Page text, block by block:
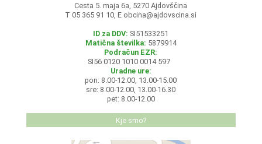
Cesta 5. maja 6a, 5270 Ajdovščina
T 05 365 91 10, E obcina@ajdovscina.si
ID za DDV: SI51533251
Matična številka: 5879914
Podračun EZR:
SI56 0120 1010 0014 597
Uradne ure:
pon: 8.00-12.00, 13.00-15.00
sre: 8.00-12.00, 13.00-16.30
pet: 8.00-12.00
Kje smo?